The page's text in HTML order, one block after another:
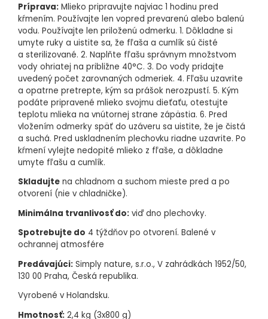
Príprava: Mlieko pripravujte najviac 1 hodinu pred
kŕmením. Používajte len vopred prevarenú alebo balenú
vodu. Používajte len priloženú odmerku. 1. Dôkladne si
umyte ruky a uistite sa, že fľaša a cumlík sú čisté
a sterilizované. 2. Naplňte fľašu správnym množstvom
vody ohriatej na približne 40°C. 3. Do vody pridajte
uvedený počet zarovnaných odmeriek. 4. Fľašu uzavrite
a opatrne pretrepte, kým sa prášok nerozpustí. 5. Kým
podáte pripravené mlieko svojmu dieťaťu, otestujte
teplotu mlieka na vnútornej strane zápästia. 6. Pred
vložením odmerky späť do uzáveru sa uistite, že je čistá
a suchá. Pred uskladnením plechovku riadne uzavrite. Po
kŕmení vylejte nedopité mlieko z fľaše, a dôkladne
umyte fľašu a cumlík.
Skladujte na chladnom a suchom mieste pred a po
otvorení (nie v chladničke).
Minimálna trvanlivosť do: viď dno plechovky.
Spotrebujte do 4 týždňov po otvorení. Balené v
ochrannej atmosfére
Predávajúci: Simply nature, s.r.o., V zahrádkách 1952/50,
130 00 Praha, Česká republika.
Vyrobené v Holandsku.
Hmotnosť: 2,4 kg (3x800 g)